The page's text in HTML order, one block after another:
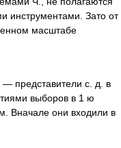
инструментами. Зато от
масштабе
— представители с. д. в
выборов в 1 ю
Вначале они входили в